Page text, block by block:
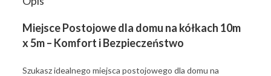
Miejsce Postojowe dla domu na kółkach 10m
x 5m – Komfort i Bezpieczeństwo
Szukasz idealnego miejsca postojowego dla domu na